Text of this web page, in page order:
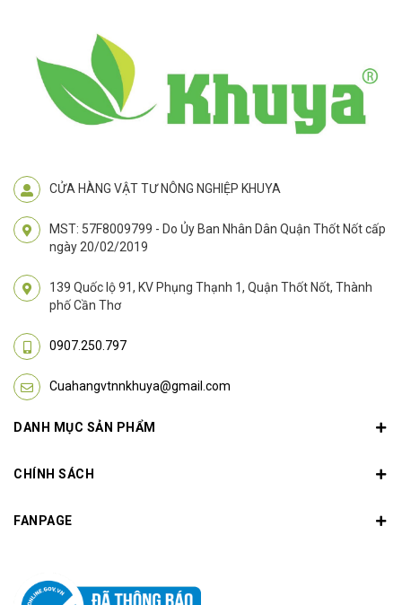
CỬA HÀNG VẬT TƯ NÔNG NGHIỆP KHUYA
MST: 57F8009799 - Do Ủy Ban Nhân Dân Quận Thốt Nốt cấp
ngày 20/02/2019
139 Quốc lộ 91, KV Phụng Thạnh 1, Quận Thốt Nốt, Thành
phố Cần Thơ
0907.250.797
Cuahangvtnnkhuya@gmail.com
DANH MỤC SẢN PHẨM
CHÍNH SÁCH
FANPAGE